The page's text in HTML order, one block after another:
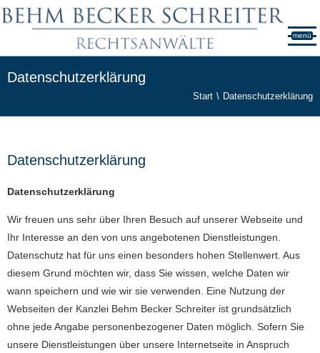
menü
Datenschutzerklärung
Start Datenschutzerklärung
Datenschutzerklärung
Datenschutzerklärung
Wir freuen uns sehr über Ihren Besuch auf unserer Webseite und
Ihr Interesse an den von uns angebotenen Dienstleistungen.
Datenschutz hat für uns einen besonders hohen Stellenwert. Aus
diesem Grund möchten wir, dass Sie wissen, welche Daten wir
wann speichern und wie wir sie verwenden. Eine Nutzung der
Webseiten der Kanzlei Behm Becker Schreiter ist grundsätzlich
ohne jede Angabe personenbezogener Daten möglich. Sofern Sie
unsere Dienstleistungen über unsere Internetseite in Anspruch
Datenschutzhinweise & Cookie-Einstellungen
Wir verwenden Cookies, um Ihnen die Inhalte und
Funktionen der Website bestmöglich anzubieten.
Darüber hinaus verwenden wir Cookies zu Analyse-
ZurDatenschutzerklärung